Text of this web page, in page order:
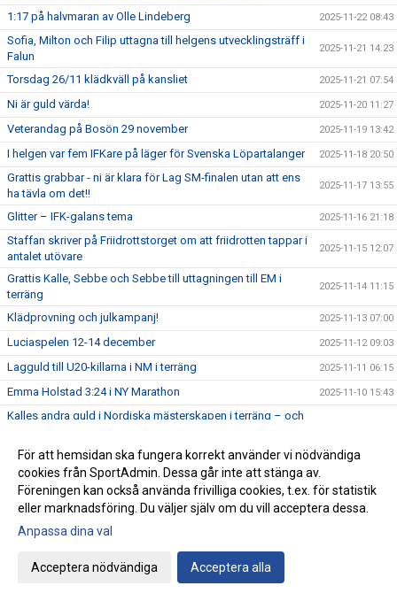
1:17 på halvmaran av Olle Lindeberg 2025-11-22 08:43
Sofia, Milton och Filip uttagna till helgens utvecklingsträff i
Falun
2025-11-21 14:23
Torsdag 26/11 klädkväll på kansliet 2025-11-21 07:54
Ni är guld värda! 2025-11-20 11:27
Veterandag på Bosön 29 november 2025-11-19 13:42
I helgen var fem IFKare på läger för Svenska Löpartalanger 2025-11-18 20:50
Grattis grabbar - ni är klara för Lag SM-finalen utan att ens
ha tävla om det!!
2025-11-17 13:55
Glitter – IFK-galans tema 2025-11-16 21:18
Staffan skriver på Friidrottstorget om att friidrotten tappar i
antalet utövare
2025-11-15 12:07
Grattis Kalle, Sebbe och Sebbe till uttagningen till EM i
terräng
2025-11-14 11:15
Klädprovning och julkampanj! 2025-11-13 07:00
Luciaspelen 12-14 december 2025-11-12 09:03
Lagguld till U20-killarna i NM i terräng 2025-11-11 06:15
Emma Holstad 3:24 i NY Marathon 2025-11-10 15:43
Kalles andra guld i Nordiska mästerskapen i terräng – och
Lörstad sjuk, men Ottfalk och Stagh springer NM i terräng i
dag
2025-11-09 06:04
Evelina och Ida – två av IFKarna i Höstrusket 2025-11-08 21:14
I morgon i Danmark – tre IFKare i Nordiska Mästerskapen i
terränglöpning
Peter Woll fick Lasse Dahlstedts funktionärspris
Save the date – IFK-galan byter datum till 23 januari
För att hemsidan ska fungera korrekt använder vi nödvändiga
cookies från SportAdmin. Dessa går inte att stänga av.
Föreningen kan också använda frivilliga cookies, t.ex. för statistik
eller marknadsföring. Du väljer själv om du vill acceptera dessa.
Anpassa dina val
Acceptera nödvändiga Acceptera alla